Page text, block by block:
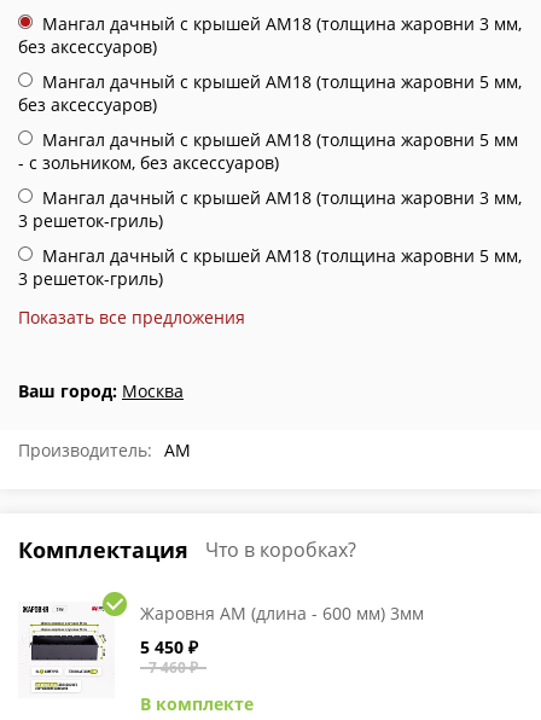
Ваш город: Москва
Мангал дачный с крышей АМ18 (толщина жаровни 3 мм,
без аксессуаров)
Мангал дачный с крышей АМ18 (толщина жаровни 5 мм,
без аксессуаров)
Мангал дачный с крышей АМ18 (толщина жаровни 5 мм
- с зольником, без аксессуаров)
Мангал дачный с крышей АМ18 (толщина жаровни 3 мм,
3 решеток-гриль)
Мангал дачный с крышей АМ18 (толщина жаровни 5 мм,
3 решеток-гриль)
Показать все предложения
Производитель: АМ
Комплектация Что в коробках?
Жаровня АМ (длина - 600 мм) 3мм
5 450 ₽
7 460 ₽
В комплекте